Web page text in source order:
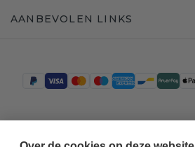
AANBEVOLEN LINKS